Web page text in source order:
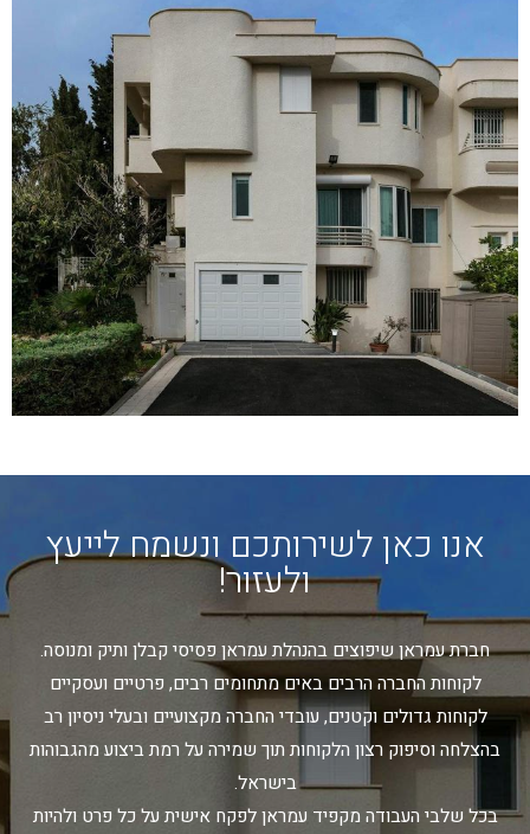
אנו כאן לשירותכם ונשמח לייעץ
ולעזור!
חברת עמראן שיפוצים בהנהלת עמראן פסיסי קבלן ותיק ומנוסה.
לקוחות החברה הרבים באים מתחומים רבים, פרטיים ועסקיים
לקוחות גדולים וקטנים, עובדי החברה מקצועיים ובעלי ניסיון רב
בהצלחה וסיפוק רצון הלקוחות תוך שמירה על רמת ביצוע מהגבוהות
בישראל.
בכל שלבי העבודה מקפיד עמראן לפקח אישית על כל פרט ולהיות